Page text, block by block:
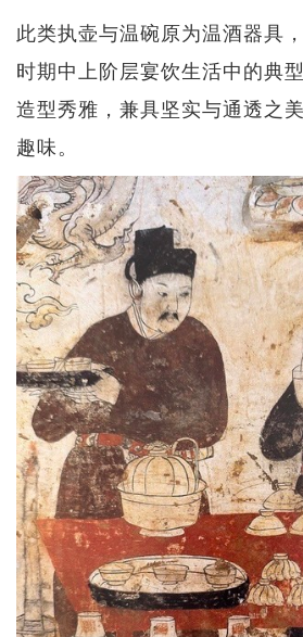
此类执壶与温碗原为温酒器具
时期中上阶层宴饮生活中的典
造型秀雅，兼具坚实与通透之
趣味。